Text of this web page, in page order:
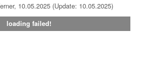
10.05.2025 (Update: 10.05.2025)
loading failed!